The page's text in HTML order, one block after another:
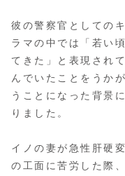
彼の警察官としての
ラマの中では「若い
てきた」と表現され
んでいたことをうか
うことになった背景
りました。
イノの妻が急性肝硬
の工面に苦労した際